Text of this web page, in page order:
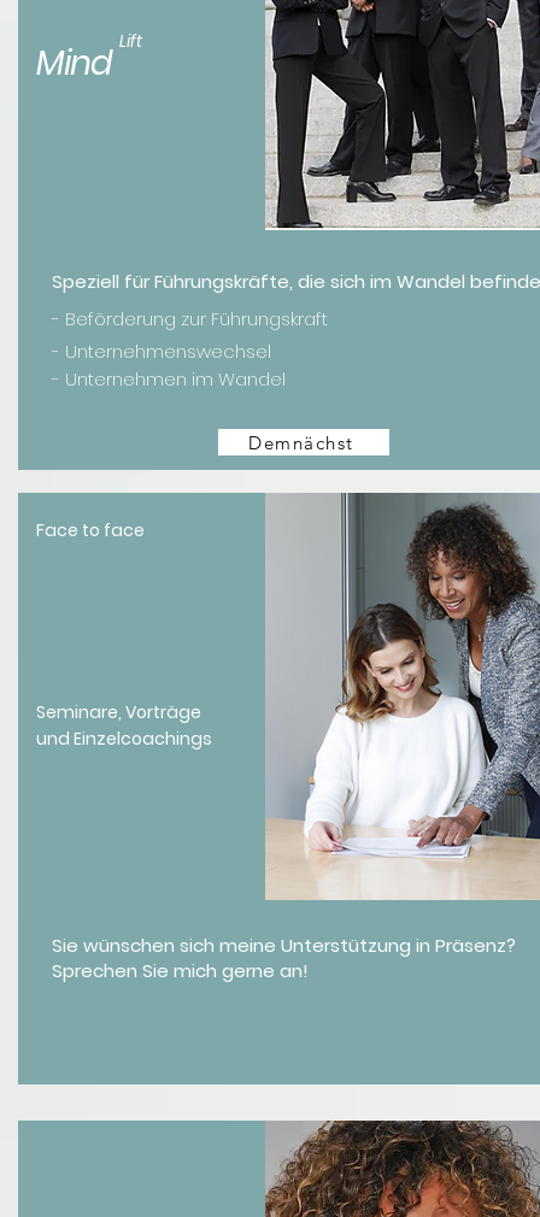
Lift
Mind
Speziell für Führungskräfte, die sich im Wandel
- Beförderung zur Führungskraft
- Unternehmenswechsel
- Unternehmen im Wandel
Demnächst
Face to face
Seminare, Vorträge
und Einzelcoachings
Sie wünschen sich meine Unterstützung in Präsenz?
Sprechen Sie mich gerne an!